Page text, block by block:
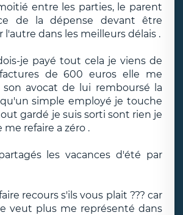
entre les parties, le parent
de la dépense devant être
l'autre dans les meilleurs délais .
je payé tout cela je viens de
de 600 euros elle me
avocat de lui remboursé la
simple employé je touche
gardé je suis sorti sont rien je
refaire a zéro .
les vacances d'été par
recours s'ils vous plait ??? car
veut plus me représenté dans